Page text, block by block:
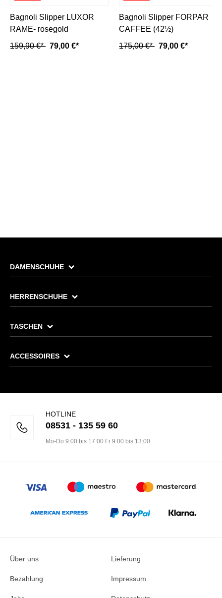
Bagnoli Slipper LUXOR
RAME- rosegold
159,90 €* 79,00 €*
Bagnoli Slipper FORPAR
CAFFEE (42½)
175,00 €* 79,00 €*
DAMENSCHUHE
HERRENSCHUHE
TASCHEN
ACCESSOIRES
HOTLINE
08531 - 135 59 60
Mo-Do 9:00 bis 17:00 Fr 9:00 bis 13:00
Über uns Lieferung
Bezahlung Impressum